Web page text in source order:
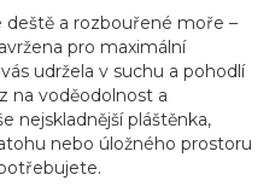
deště a rozbouřené moře –
pro maximální
udržela v suchu a pohodlí
na voděodolnost a
nejskladnější pláštěnka,
nebo úložného prostoru